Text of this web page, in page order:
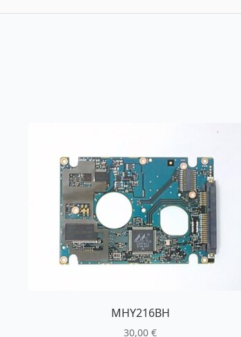
MHY216BH
30,00€